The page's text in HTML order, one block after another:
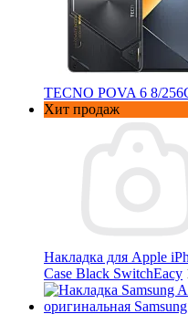
TECNO POVA 6 8/
Хит продаж
Накладка для Apple
Case Black SwitchEacy